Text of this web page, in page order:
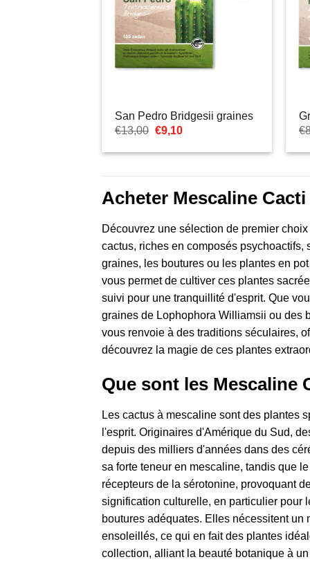
San Pedro Bridgesii graines
€13,00 Le
initial
€13,00.
€9,10Le
actuel
€9,10.
€
Acheter Mescaline
Découvrez une sélection de premier
cactus, riches en composés
graines, les boutures ou les plantes en
vous permet de cultiver ces plantes
suivi pour une tranquillité d'esprit. Que
graines de Lophophora Williamsii ou des
vous renvoie à des traditions séculaires,
découvrez la magie de ces plantes
Que sont les Mescaline
Les cactus à mescaline sont des plantes
l'esprit. Originaires d'Amérique du Sud,
depuis des milliers d'années dans des
sa forte teneur en mescaline, tandis que
récepteurs de la sérotonine, provoquant
signification culturelle, en particulier pour
boutures adéquates. Elles nécessitent
ensoleillés, ce qui en fait des plantes
collection, alliant la beauté botanique à